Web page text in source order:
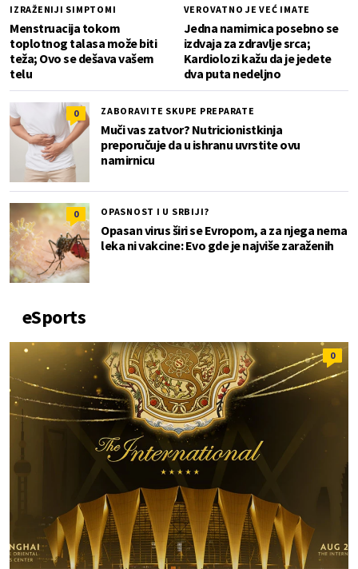
IZRAŽENIJI SIMPTOMI
Menstruacija tokom
toplotnog talasa može biti
teža; Ovo se dešava vašem
telu
VEROVATNO JE VEĆ IMATE
Jedna namirnica posebno se
izdvaja za zdravlje srca;
Kardiolozi kažu da je jedete
dva puta nedeljno
0 ZABORAVITE SKUPE PREPARATE
Muči vas zatvor? Nutricionistkinja
preporučuje da u ishranu uvrstite ovu
namirnicu
0 OPASNOST I U SRBIJI?
Opasan virus širi se Evropom, a za njega nema
leka ni vakcine: Evo gde je najviše zaraženih
eSports
0